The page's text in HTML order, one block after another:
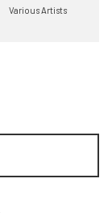
Various Artists